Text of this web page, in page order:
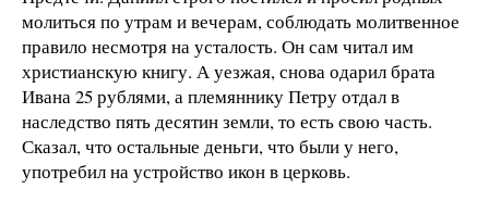
молиться по утрам и вечерам, соблюдать молитвенное
правило несмотря на усталость. Он сам читал им
христианскую книгу. А уезжая, снова одарил брата
Ивана 25 рублями, а племяннику Петру отдал в
наследство пять десятин земли, то есть свою часть.
Сказал, что остальные деньги, что были у него,
употребил на устройство икон в церковь.